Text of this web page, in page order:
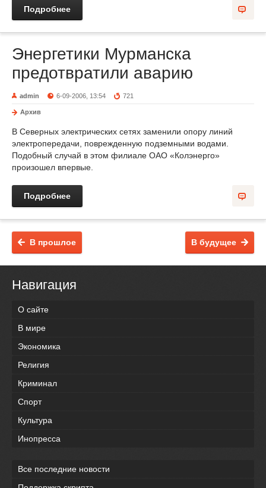
Подробнее
Энергетики Мурманска
предотвратили аварию
admin 6-09-2006, 13:54 721
Архив
В Северных электрических сетях заменили опору линий
электропередачи, поврежденную подземными водами.
Подобный случай в этом филиале ОАО «Колэнерго»
произошел впервые.
Подробнее
В будущее
В прошлое
Навигация
О сайте
В мире
Экономика
Религия
Криминал
Спорт
Культура
Инопресса
Все последние новости